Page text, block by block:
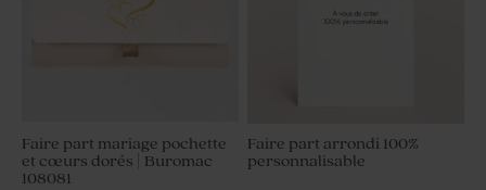
Faire part arrondi 100%
personnalisable
Faire part mariage pochette
et cœurs dorés | Buromac
108081